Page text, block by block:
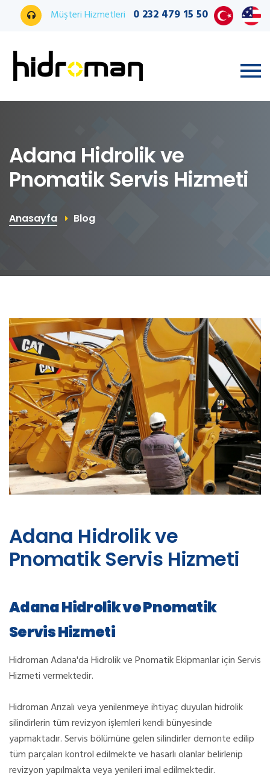
Müşteri Hizmetleri 0 232 479 15 50
Adana Hidrolik ve
Pnomatik Servis Hizmeti
Anasayfa Blog
Adana Hidrolik ve
Pnomatik Servis Hizmeti
Adana Hidrolik ve Pnomatik
Servis Hizmeti
Hidroman Adana'da Hidrolik ve Pnomatik Ekipmanlar için Servis
Hizmeti vermektedir.
Hidroman Arızalı veya yenilenmeye ihtiyaç duyulan hidrolik
silindirlerin tüm revizyon işlemleri kendi bünyesinde
yapmaktadır. Servis bölümüne gelen silindirler demonte edilip
tüm parçaları kontrol edilmekte ve hasarlı olanlar belirlenip
revizyon yapılmakta veya yenileri imal edilmektedir.